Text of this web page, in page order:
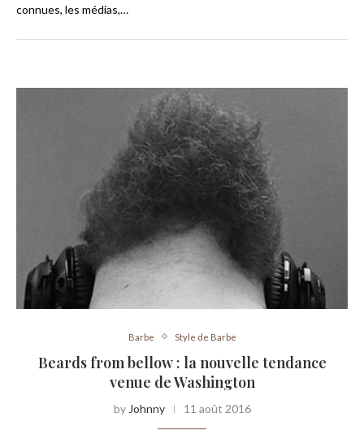
connues, les médias,…
Barbe Style de Barbe
Beards from bellow : la nouvelle tendance
venue de Washington
by Johnny 11 août 2016